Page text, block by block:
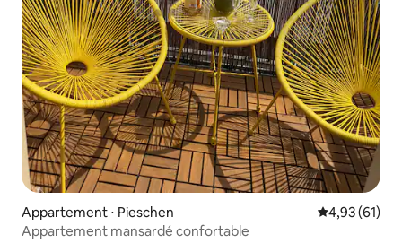
Appartement ⋅ Pieschen Évaluation
4,93 (61)
Appartement mansardé confortable